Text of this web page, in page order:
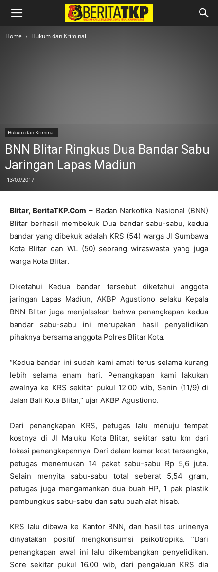
Home Hukum dan Kriminal
Hukum dan Kriminal
BNN Blitar Ringkus Dua Bandar Sabu
Jaringan Lapas Madiun
13/09/2017
Blitar, BeritaTKP.Com – Badan Narkotika Nasional (BNN)
Blitar berhasil membekuk Dua bandar sabu-sabu, kedua
bandar yang dibekuk adalah KRS (54) warga Jl Sumbawa
Kota Blitar dan WL (50) seorang wiraswasta yang juga
warga Kota Blitar.
Diketahui Kedua bandar tersebut diketahui anggota
jaringan Lapas Madiun, AKBP Agustiono selaku Kepala
BNN Blitar juga menjalaskan bahwa penangkapan kedua
bandar sabu-sabu ini merupakan hasil penyelidikan
pihaknya bersama anggota Polres Blitar Kota.
“Kedua bandar ini sudah kami amati terus selama kurang
lebih selama enam hari. Penangkapan kami lakukan
awalnya ke KRS sekitar pukul 12.00 wib, Senin (11/9) di
Jalan Bali Kota Blitar,” ujar AKBP Agustiono.
Dari penangkapan KRS, petugas lalu menuju tempat
kostnya di Jl Maluku Kota Blitar, sekitar satu km dari
lokasi penangkapannya. Dari dalam kamar kost tersangka,
petugas menemukan 14 paket sabu-sabu Rp 5,6 juta.
Selain menyita sabu-sabu total seberat 5,54 gram,
petugas juga mengamankan dua buah HP, 1 pak plastik
pembungkus sabu-sabu dan satu buah alat hisab.
KRS lalu dibawa ke Kantor BNN, dan hasil tes urinenya
dinyatakan positif mengkonsumsi psikotropika. “Dari
penangkapan awal ini lalu dikembangkan penyelidikan.
Sore sekitar pukul 16.00 wib, dari pengakuan KRS dia